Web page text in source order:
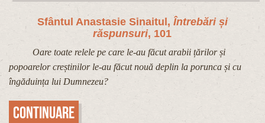
Sfântul Anastasie Sinaitul, Întrebări și
răspunsuri, 101
Oare toate relele pe care le-au făcut arabii țărilor și
popoarelor creștinilor le-au făcut nouă deplin la porunca și cu
îngăduința lui Dumnezeu?
Continuare